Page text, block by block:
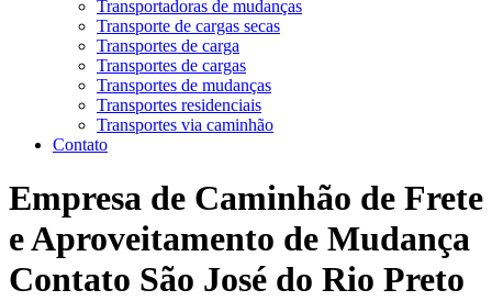
Transportadoras de mudanças
Transporte de cargas secas
Transportes de carga
Transportes de cargas
Transportes de mudanças
Transportes residenciais
Transportes via caminhão
Contato
Empresa de Caminhão de Frete
e Aproveitamento de Mudança
Contato São José do Rio Preto